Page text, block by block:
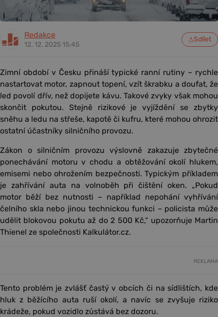
Redakce
12. 12. 2025 15:45
Sdílet
Zimní období v Česku přináší typické ranní rutiny – rychle
nastartovat motor, zapnout topení, vzít škrabku a doufat, že
led povolí dřív, než dopijete kávu. Takové zvyky však mohou
skončit pokutou. Stejně rizikové je vyjíždění se zbytky
sněhu a ledu na střeše, kapotě či kufru, které mohou ohrozit
ostatní účastníky silničního provozu.
Zákon o silničním provozu výslovně zakazuje zbytečné
ponechávání motoru v chodu a obtěžování okolí hlukem,
emisemi nebo ohrožením bezpečnosti. Typickým příkladem
je zahřívání auta na volnoběh při čištění oken. „Pokud
motor běží bez nutnosti – například nepohání vyhřívání
čelního skla nebo jinou technickou funkci – policista může
udělit blokovou pokutu až do 2 500 Kč,“ upozorňuje Martin
Thienel ze společnosti Kalkulátor.cz.
REKLAMA
Tento problém je zvlášť častý v obcích či na sídlištích, kde
hluk z běžícího auta ruší okolí, a navíc se zvyšuje riziko
krádeže, pokud vozidlo zůstává bez dozoru.